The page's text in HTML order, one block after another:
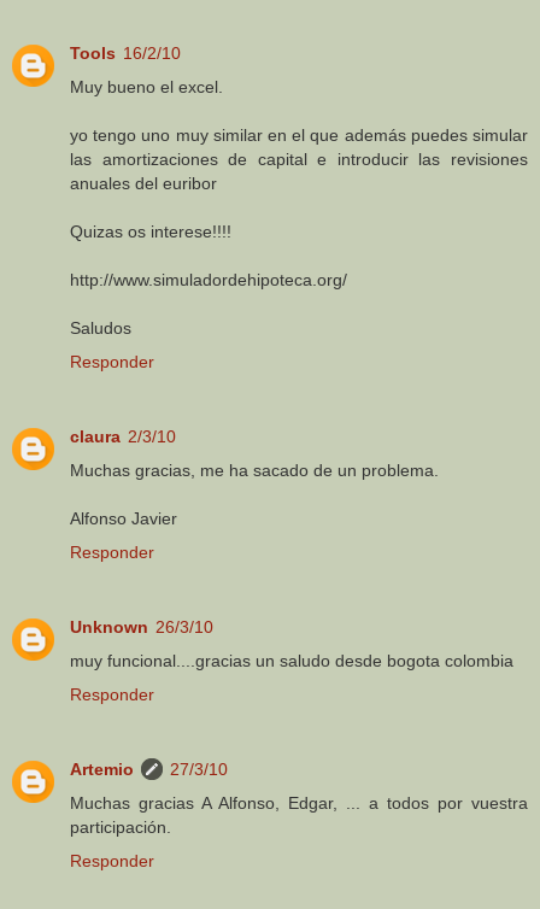
Tools 16/2/10
Muy bueno el excel.
yo tengo uno muy similar en el que además puedes simular
las amortizaciones de capital e introducir las revisiones
anuales del euribor
Quizas os interese!!!!
http://www.simuladordehipoteca.org/
Saludos
Responder
claura 2/3/10
Muchas gracias, me ha sacado de un problema.
Alfonso Javier
Responder
Unknown 26/3/10
muy funcional....gracias un saludo desde bogota colombia
Responder
Artemio
27/3/10
Muchas gracias A Alfonso, Edgar, ... a todos por vuestra
participación.
Responder